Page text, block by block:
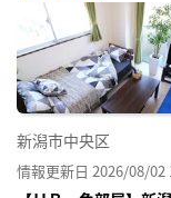
新潟市中央区
情報更新日 2026/08/02